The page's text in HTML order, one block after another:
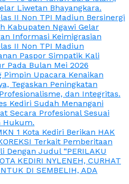
Liwetan Bhayangkara.
II Non TPI Madiun Bersinergi
Kabupaten Ngawi Gelar
Informasi Keimigrasian
II Non TPI Madiun
Paspor Simpatik Kali
Pada Bulan Mei 2026
Pimpin Upacara Kenaikan
Tegaskan Peningkatan
dan Integritas.
Kediri Sudah Menangani
Secara Profesional Sesuai
Hukum.
1 Kota Kediri Berikan HAK
Terkait Pemberitaan
Dengan Judul “PERILAKU
KEDIRI NYLENEH, CURHAT
DI SEMBELIH, ADA